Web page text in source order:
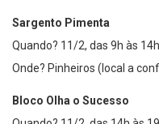
Sargento Pimenta
Quando? 11/2, das 9h às 14h
Onde? Pinheiros (local a
Bloco Olha o Sucesso